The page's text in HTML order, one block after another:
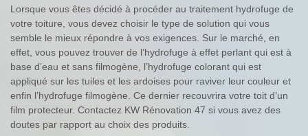
Lorsque vous êtes décidé à procéder au traitement hydrofuge de
votre toiture, vous devez choisir le type de solution qui vous
semble le mieux répondre à vos exigences. Sur le marché, en
effet, vous pouvez trouver de l’hydrofuge à effet perlant qui est à
base d’eau et sans filmogène, l’hydrofuge colorant qui est
appliqué sur les tuiles et les ardoises pour raviver leur couleur et
enfin l’hydrofuge filmogène. Ce dernier recouvrira votre toit d’un
film protecteur. Contactez KW Rénovation 47 si vous avez des
doutes par rapport au choix des produits.